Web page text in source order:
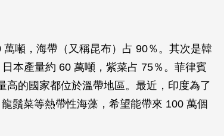
噸，海帶（又稱昆布）占 90％。其次是韓
本產量約 60 萬噸，紫菜占 75％。菲律賓
高的國家都位於溫帶地區。最近，印度為了
鬚菜等熱帶性海藻，希望能帶來 100 萬個